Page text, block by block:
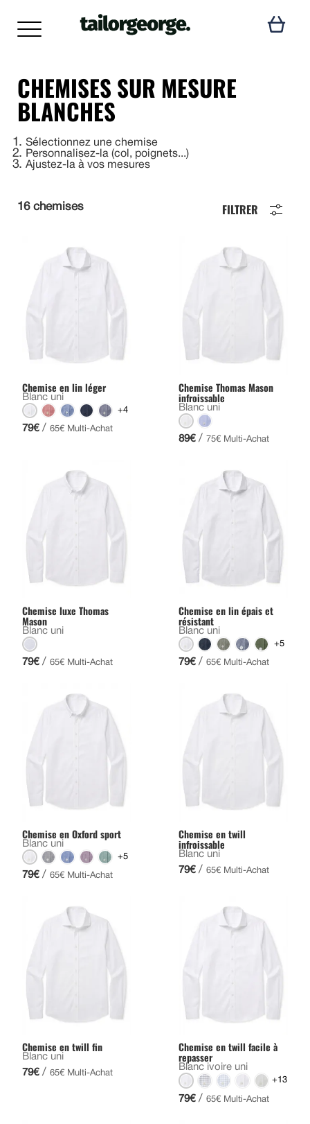
CHEMISES SUR MESURE
BLANCHES
1 Sélectionnez une chemise
2 Personnalisez-la (col, poignets...)
3 Ajustez-la à vos mesures
16 chemises FILTRER
Chemise en lin léger
Blanc uni
+4
79€ / 65€ Multi-Achat
Chemise Thomas Mason
infroissable
Blanc uni
89€ / 75€ Multi-Achat
Chemise luxe Thomas
Mason
Blanc uni
79€ / 65€ Multi-Achat
Chemise en lin épais et
résistant
Blanc uni
+5
79€ / 65€ Multi-Achat
Chemise en Oxford sport
Blanc uni
+5
79€ / 65€ Multi-Achat
Chemise en twill
infroissable
Blanc uni
79€ / 65€ Multi-Achat
Chemise en twill fin
Blanc uni
79€ / 65€ Multi-Achat
Chemise en twill facile à
repasser
Blanc ivoire uni
+13
79€ / 65€ Multi-Achat